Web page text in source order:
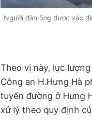
Người đàn ông được xác
Theo vị này, lực
Công an H.Hưng Hà
tuyến đường ở Hưng
xử lý theo quy định